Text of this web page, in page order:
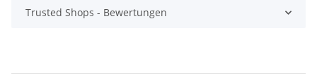
Trusted Shops - Bewertungen